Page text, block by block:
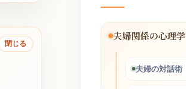
閉じる
夫婦関係の心理学
夫婦の対話術